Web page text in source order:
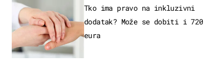
Tko ima pravo na inkluzivni
dodatak? Može se dobiti i 720
eura